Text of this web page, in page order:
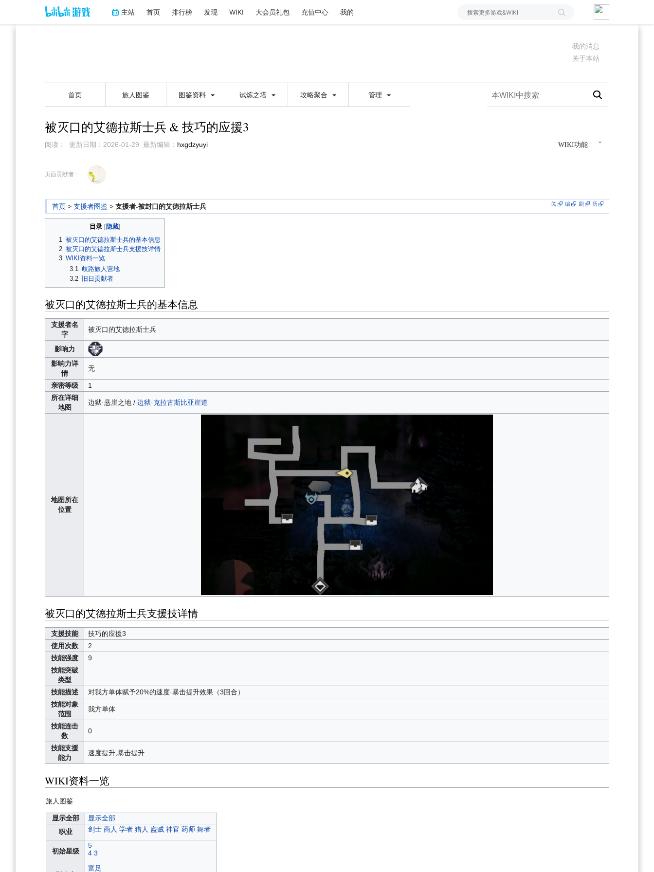
主站 首页 排行榜 发现 WIKI 大会员礼包 充值中心 我的
我的消息
关于本站
首页 旅人图鉴 图鉴资料 试炼之塔 攻略聚合 管理
被灭口的艾德拉斯士兵 & 技巧的应援3
WIKI功能
阅读： 更新日期： 2026-01-29 最新编辑： hxgdzyuyi
到
到
页面贡献者 :
首页 > 支援者图鉴 > 支援者-被封口的艾德拉斯士兵 阅 编 刷 历
目录
1
被灭口的艾德拉斯士兵的基本信息
2 被灭口的艾德拉斯士兵支援技详情
3 WIKI资料一览
3.1 歧路旅人营地
3.2 旧日贡献者
被灭口的艾德拉斯士兵的基本信息
支援者名
字
被灭口的艾德拉斯士兵
影响力
影响力详
情
无
亲密等级
1
所在详细
地图
边狱·悬崖之地 / 边狱·克拉古斯比亚崖道
地图所在
位置
被灭口的艾德拉斯士兵支援技详情
支援技能
技巧的应援3
使用次数
2
技能强度
9
技能突破
类型
技能描述
对我方单体赋予20%的速度·暴击提升效果（3回合）
技能对象
范围
我方单体
技能连击
数
0
技能支援
能力
速度提升,暴击提升
WIKI资料一览
旅人图鉴
显示全部
显示全部
职业
剑士 商人 学者 猎人 盗贼 神官 药师 舞者
初始星级
5
4 3
富足